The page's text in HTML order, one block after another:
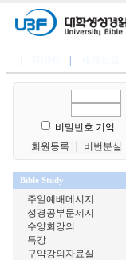
비밀번호 기억
회원등록
비번분실
Bible Study
주일예배메시지
성경공부문제지
수양회강의
특강
구약강의자료실